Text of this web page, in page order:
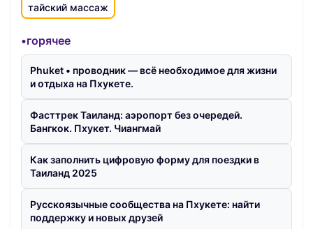
тайский массаж
•горячее
Phuket • проводник — всё необходимое для жизни
и отдыха на Пхукете.
Фасттрек Таиланд: аэропорт без очередей.
Бангкок. Пхукет. Чиангмай
Как заполнить цифровую форму для поездки в
Таиланд 2025
Русскоязычные сообщества на Пхукете: найти
поддержку и новых друзей